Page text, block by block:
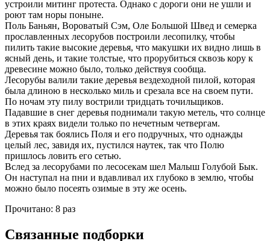
устроили митинг протеста. Однако с дороги они не ушли и
роют там норы поныне.
Поль Баньян, Вороватый Сэм, Оле Большой Швед и семерка
прославленных лесорубов построили лесопилку, чтобы
пилить такие высокие деревья, что макушки их видно лишь в
ясный день, и такие толстые, что прорубиться сквозь кору к
древесине можно было, только действуя сообща.
Лесорубы валили такие деревья вездеходной пилой, которая
была длиною в несколько миль и срезала все на своем пути.
По ночам эту пилу вострили тридцать точильщиков.
Падавшие в снег деревья поднимали такую метель, что солнце
в этих краях видели только по нечетным четвергам.
Деревья так боялись Поля и его подручных, что однажды
целый лес, завидя их, пустился наутек, так что Полю
пришлось ловить его сетью.
Вслед за лесорубами по лесосекам шел Малыш Голубой Бык.
Он наступал на пни и вдавливал их глубоко в землю, чтобы
можно было посеять озимые в эту же осень.
Прочитано: 8 раз
Связанные подборки